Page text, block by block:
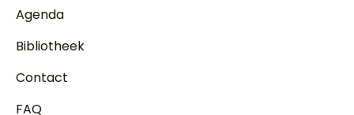
Voet
Agenda
Bibliotheek
Contact
FAQ